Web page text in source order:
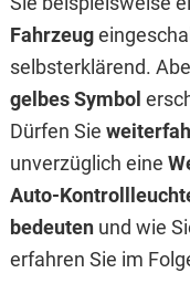
Fahrzeug
selbsterklärend.
gelbes Symbol
Dürfen Sie
unverzüglich eine
Auto-
bedeuten und wie
erfahren Sie im